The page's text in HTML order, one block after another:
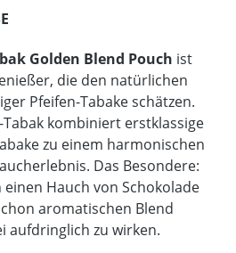
Golden Blend Pouch ist
die den natürlichen
Pfeifen-Tabake schätzen.
Tabak kombiniert erstklassige
zu einem harmonischen
Das Besondere:
Hauch von Schokolade
aromatischen Blend
aufdringlich zu wirken.